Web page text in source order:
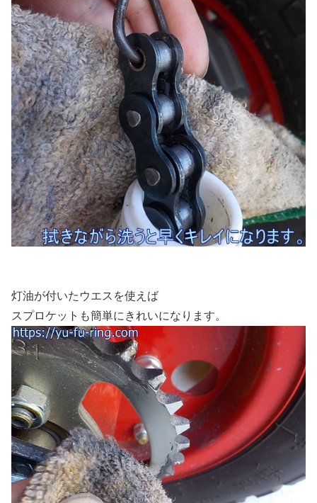
灯油が付いたウエスを使えば
スプロケットも簡単にきれいになります。